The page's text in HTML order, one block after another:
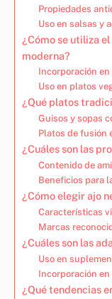
Propiedades
Uso en salsas y
¿Cómo se utiliza
moderna?
Incorporación
Uso en platos
¿Qué platos
Guisos y sopas
Platos de fusión
¿Cuáles son las
Contenido de
Beneficios para
¿Cómo elegir ajo
Características
Marcas
¿Cuáles son las
Uso en
Incorporación
¿Qué tendencias